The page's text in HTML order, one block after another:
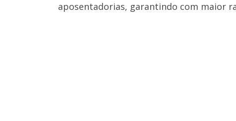
aposentadorias, garantindo com maior